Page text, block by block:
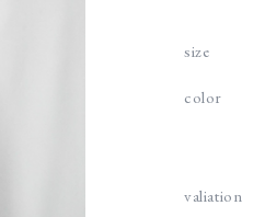
size
color
valiation